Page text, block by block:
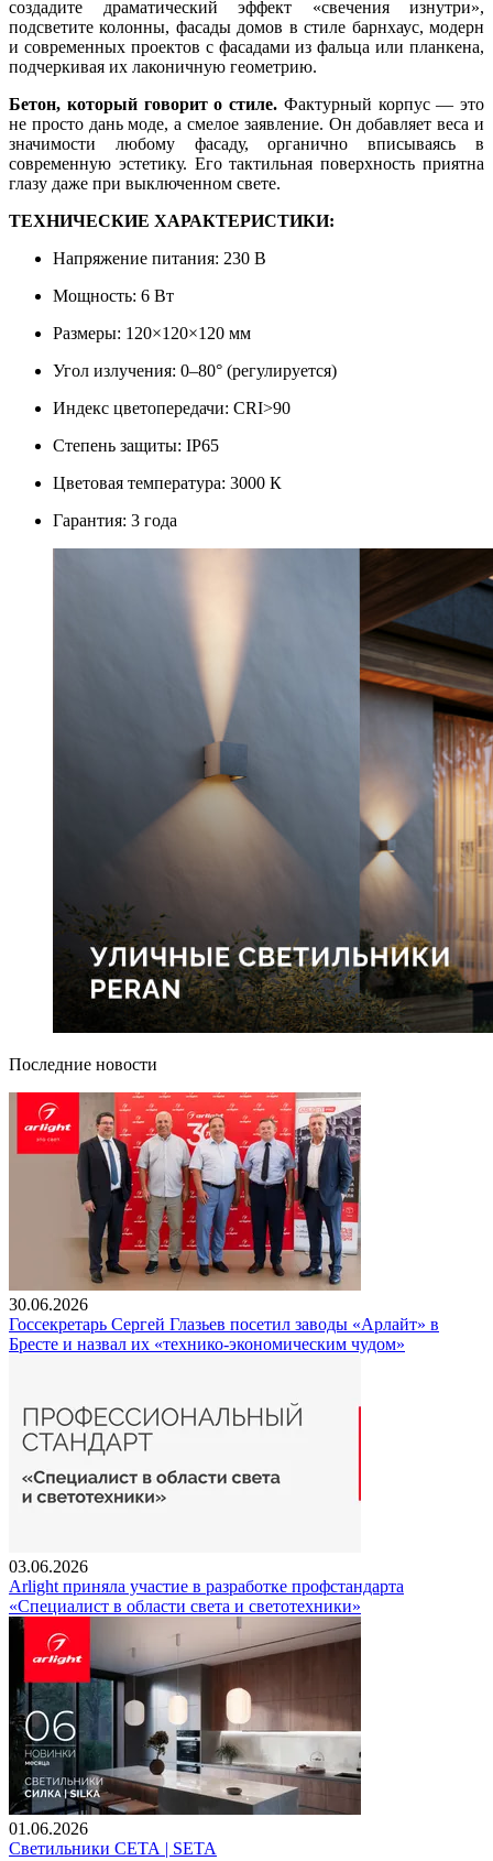
создадите драматический эффект «свечения изнутри»,
подсветите колонны, фасады домов в стиле барнхаус, модерн
и современных проектов с фасадами из фальца или планкена,
подчеркивая их лаконичную геометрию.
Бетон, который говорит о стиле. Фактурный корпус — это
не просто дань моде, а смелое заявление. Он добавляет веса и
значимости любому фасаду, органично вписываясь в
современную эстетику. Его тактильная поверхность приятна
глазу даже при выключенном свете.
ТЕХНИЧЕСКИЕ ХАРАКТЕРИСТИКИ:
Напряжение питания: 230 В
Мощность: 6 Вт
Размеры: 120×120×120 мм
Угол излучения: 0–80° (регулируется)
Индекс цветопередачи: CRI>90
Степень защиты: IP65
Цветовая температура: 3000 К
Гарантия: 3 года
Последние новости
30.06.2026
Госсекретарь Сергей Глазьев посетил заводы «Арлайт» в
Бресте и назвал их «технико-экономическим чудом»
03.06.2026
Arlight приняла участие в разработке профстандарта
«Специалист в области света и светотехники»
01.06.2026
Светильники СЕТА | SETA